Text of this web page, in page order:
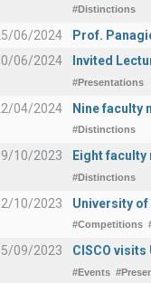
#Distinctions
06/2024
Prof.
06/2024
Invited
#Presentations
04/2024 Nine faculty
#Distinctions
10/2023 Eight
#Distinctions
10/2023 University of
#Competitions
09/2023 CISCO visits
#Events